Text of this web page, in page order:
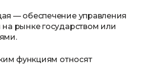
— обеспечение управления
рынке государством или
функциям относят